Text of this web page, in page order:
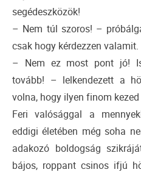
segédeszközök!
– Nem túl szoros! –
csak hogy kérdezzen valamit.
– Nem ez most pont jó!
tovább! – lelkendezett a
volna, hogy ilyen finom kezed
Feri valósággal a
eddigi életében még soha
adakozó boldogság
bájos, roppant csinos ifjú